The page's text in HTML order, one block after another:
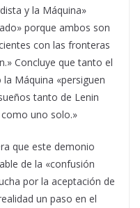
y la Máquina»
porque ambos son
con las fronteras
Concluye que tanto el
Máquina «persiguen
tanto de Lenin
uno solo.»
que este demonio
de la «confusión
por la aceptación de
un paso en el